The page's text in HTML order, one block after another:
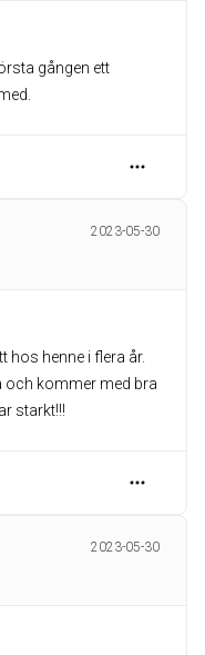
gången ett
2023-05-30
hos henne i flera år.
och kommer med bra
starkt!!!
2023-05-30